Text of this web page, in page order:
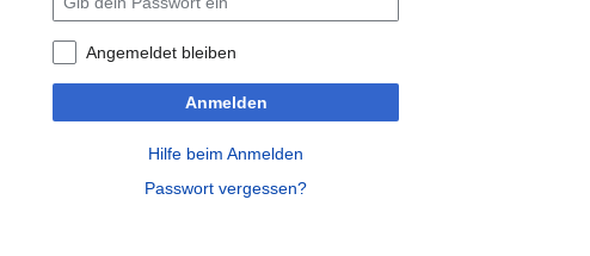
Angemeldet bleiben
Anmelden
Hilfe beim Anmelden
Passwort vergessen?